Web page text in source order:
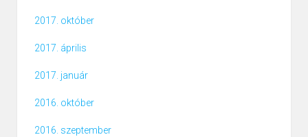
2017. október
2017. április
2017. január
2016. október
2016. szeptember